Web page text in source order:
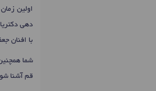
اولین
دهی
با افنان
شما
قم آشنا